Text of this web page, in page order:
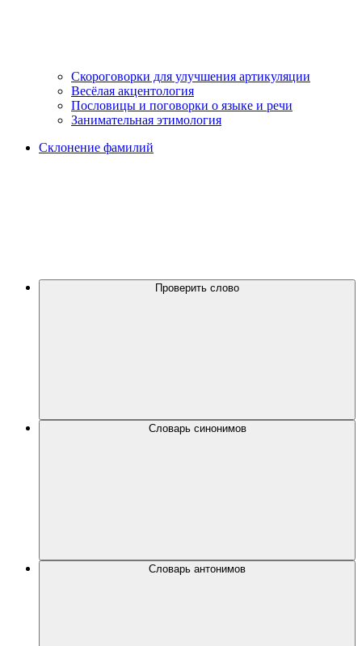
Скороговорки для улучшения артикуляции
Весёлая акцентология
Пословицы и поговорки о языке и речи
Занимательная этимология
Склонение фамилий
Проверить слово
Словарь синонимов
Словарь антонимов